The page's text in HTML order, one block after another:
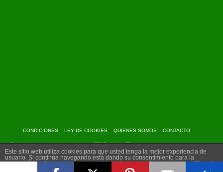
CONDICIONES LEY DE COOKIES QUIENES SOMOS CONTACTO
Copyright: www.myindiantravel.com - 2013 - Virtue Theme
Este sitio web utiliza cookies para que usted tenga la mejor experiencia de
usuario. Si continúa navegando está dando su consentimiento para la
aceptación de las mencionadas cookies y la aceptación de nuestrapolítica de
, pinche el enlace para mayor información.